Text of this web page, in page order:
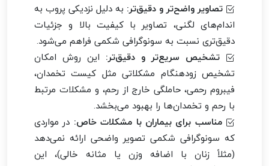
تصاویر واضح‌تر و دقیق‌تر: به دلیل نزدیکی پروب به
اندام‌های لگنی، تصاویر با کیفیت بالا و جزئیات
دقیق‌تری نسبت به سونوگرافی شکمی فراهم می‌شود.
تشخیص سریع‌تر و دقیق‌تر: این روش امکان
تشخیص زودهنگام مشکلاتی مثل کیست تخمدان،
فیبروم رحمی، حاملگی خارج از رحم، و مشکلات مرتبط
با رحم و تخمدان‌ها را بهبود می‌بخشد.
مناسب برای بیماران با مشکلات خاص: در مواردی
که سونوگرافی شکمی تصویر واضحی ارائه نمی‌دهد
(مثلاً زنان با اضافه وزن یا مثانه خالی)، این